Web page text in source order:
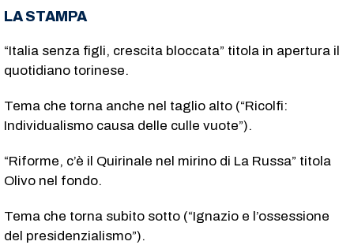
LA STAMPA
“Italia senza figli, crescita bloccata” titola in apertura il
quotidiano torinese.
Tema che torna anche nel taglio alto (“Ricolfi:
Individualismo causa delle culle vuote”).
“Riforme, c’è il Quirinale nel mirino di La Russa” titola
Olivo nel fondo.
Tema che torna subito sotto (“Ignazio e l’ossessione
del presidenzialismo”).